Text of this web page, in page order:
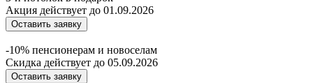
Акция действует до 01.09.2026
Оставить заявку
-10% пенсионерам и новоселам
Скидка действует до 05.09.2026
Оставить заявку